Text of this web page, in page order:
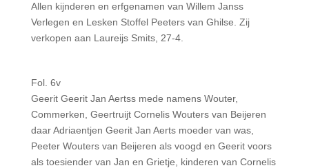
Allen kijnderen en erfgenamen van Willem Janss
Verlegen en Lesken Stoffel Peeters van Ghilse. Zij
verkopen aan Laureijs Smits, 27-4.
Fol. 6v
Geerit Geerit Jan Aertss mede namens Wouter,
Commerken, Geertruijt Cornelis Wouters van Beijeren
daar Adriaentjen Geerit Jan Aerts moeder van was,
Peeter Wouters van Beijeren als voogd en Geerit voors
als toesiender van Jan en Grietje, kinderen van Cornelis